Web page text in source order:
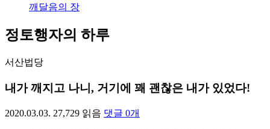
깨달음의 장
정토행자의 하루
서산법당
내가 깨지고 나니, 거기에 꽤 괜찮은 내가 있었다!
2020.03.03. 27,729 읽음 댓글 0개